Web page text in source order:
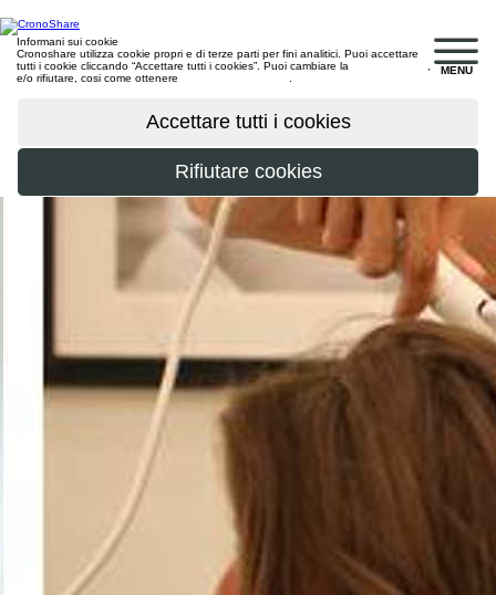
MENU
Informani sui cookie
Cronoshare utilizza cookie propri e di terze parti per fini analitici. Puoi accettare
tutti i cookie cliccando “Accettare tutti i cookies”. Puoi cambiare la
e/o rifiutare, cosi come ottenere